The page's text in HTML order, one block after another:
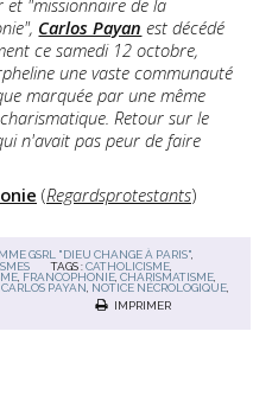
Carlos Payan est décédé
ce samedi 12 octobre,
une vaste communauté
marquée par une même
Retour sur le
n'avait pas peur de faire
(Regardsprotestants)
GSRL "DIEU CHANGE À PARIS",
TAGS :CATHOLICISME,
, FRANCOPHONIE,CHARISMATISME,
CARLOS PAYAN, NOTICE NÉCROLOGIQUE,
IMPRIMER